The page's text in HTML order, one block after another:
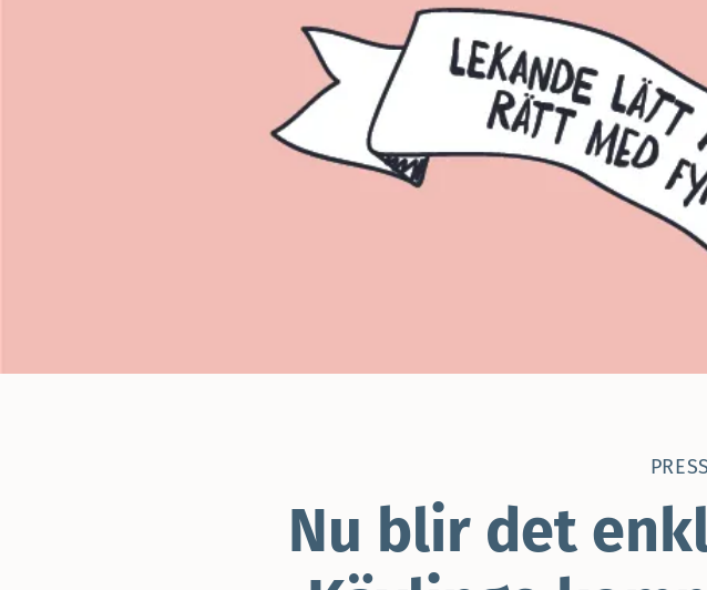
Nu blir det